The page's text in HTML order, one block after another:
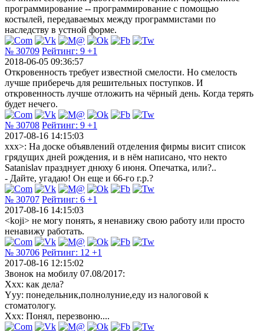
программирование -- программирование с помощью
костылей, передаваемых между программистами по
наследству в устной форме.
№ 30709 Рейтинг: 9 +1
2018-06-05 09:36:57
Откровенность требует известной смелости. Но смелость
лучше приберечь для решительных поступков. И
откровенность лучше отложить на чёрный день. Когда терять
будет нечего.
№ 30708 Рейтинг: 9 +1
2017-08-16 14:15:03
xxx>: На доске объявлений отделения фирмы висит список
грядущих дней рождения, и в нём написано, что некто
Satanislav празднует днюху 6 июня. Опечатка, или?..
- Дайте, угадаю! Он еще и 66-го г.р.?
№ 30707 Рейтинг: 6 +1
2017-08-16 14:15:03
<koji> не могу понять, я ненавижу свою работу или просто
ненавижу работать.
№ 30706 Рейтинг: 12 +1
2017-08-16 12:15:02
Звонок на мобилу 07.08/2017:
Xxx: как дела?
Yyy: понедельник,полнолуние,еду из налоговой к
стоматологу.
Xxx: Понял, перезвоню....